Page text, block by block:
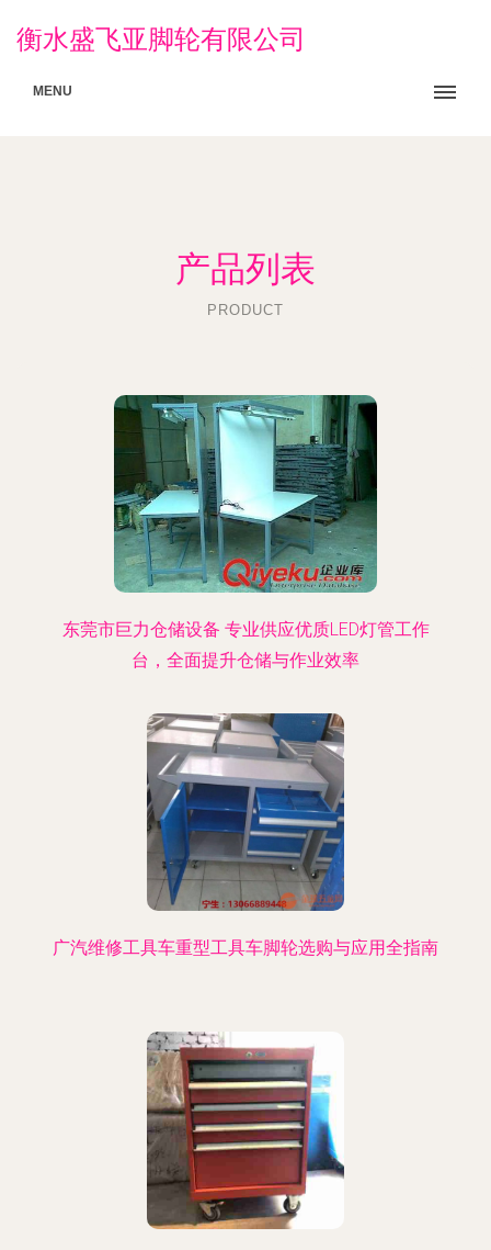
衡水盛飞亚脚轮有限公司
MENU
产品列表
PRODUCT
东莞市巨力仓储设备 专业供应优质LED灯管工作
台，全面提升仓储与作业效率
广汽维修工具车重型工具车脚轮选购与应用全指南